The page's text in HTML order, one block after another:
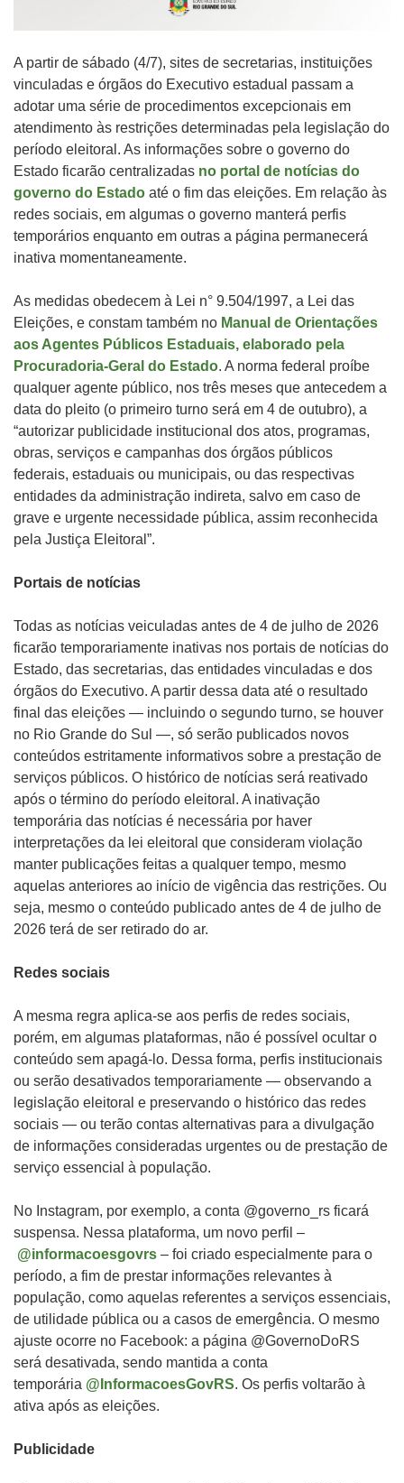
A partir de sábado (4/7), sites de secretarias, instituições
vinculadas e órgãos do Executivo estadual passam a
adotar uma série de procedimentos excepcionais em
atendimento às restrições determinadas pela legislação do
período eleitoral. As informações sobre o governo do
Estado ficarão centralizadas no portal de notícias do
governo do Estado até o fim das eleições. Em relação às
redes sociais, em algumas o governo manterá perfis
temporários enquanto em outras a página permanecerá
inativa momentaneamente.
As medidas obedecem à Lei n° 9.504/1997, a Lei das
Eleições, e constam também no Manual de Orientações
aos Agentes Públicos Estaduais, elaborado pela
Procuradoria-Geral do Estado. A norma federal proíbe
qualquer agente público, nos três meses que antecedem a
data do pleito (o primeiro turno será em 4 de outubro), a
“autorizar publicidade institucional dos atos, programas,
obras, serviços e campanhas dos órgãos públicos
federais, estaduais ou municipais, ou das respectivas
entidades da administração indireta, salvo em caso de
grave e urgente necessidade pública, assim reconhecida
pela Justiça Eleitoral”.
Portais de notícias
Todas as notícias veiculadas antes de 4 de julho de 2026
ficarão temporariamente inativas nos portais de notícias do
Estado, das secretarias, das entidades vinculadas e dos
órgãos do Executivo. A partir dessa data até o resultado
final das eleições — incluindo o segundo turno, se houver
no Rio Grande do Sul —, só serão publicados novos
conteúdos estritamente informativos sobre a prestação de
serviços públicos. O histórico de notícias será reativado
após o término do período eleitoral. A inativação
temporária das notícias é necessária por haver
interpretações da lei eleitoral que consideram violação
manter publicações feitas a qualquer tempo, mesmo
aquelas anteriores ao início de vigência das restrições. Ou
seja, mesmo o conteúdo publicado antes de 4 de julho de
2026 terá de ser retirado do ar.
Redes sociais
A mesma regra aplica-se aos perfis de redes sociais,
porém, em algumas plataformas, não é possível ocultar o
conteúdo sem apagá-lo. Dessa forma, perfis institucionais
ou serão desativados temporariamente — observando a
legislação eleitoral e preservando o histórico das redes
sociais — ou terão contas alternativas para a divulgação
de informações consideradas urgentes ou de prestação de
serviço essencial à população.
No Instagram, por exemplo, a conta @governo_rs ficará
suspensa. Nessa plataforma, um novo perfil –
@informacoesgovrs – foi criado especialmente para o
período, a fim de prestar informações relevantes à
população, como aquelas referentes a serviços essenciais,
de utilidade pública ou a casos de emergência. O mesmo
ajuste ocorre no Facebook: a página @GovernoDoRS
será desativada, sendo mantida a conta
temporária @InformacoesGovRS. Os perfis voltarão à
ativa após as eleições.
Publicidade